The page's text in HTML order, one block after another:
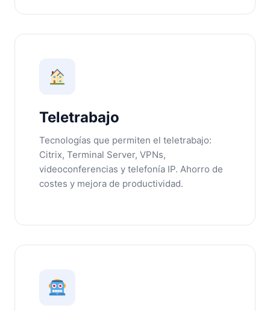
Teletrabajo
Tecnologías que permiten el teletrabajo:
Citrix, Terminal Server, VPNs,
videoconferencias y telefonía IP. Ahorro de
costes y mejora de productividad.